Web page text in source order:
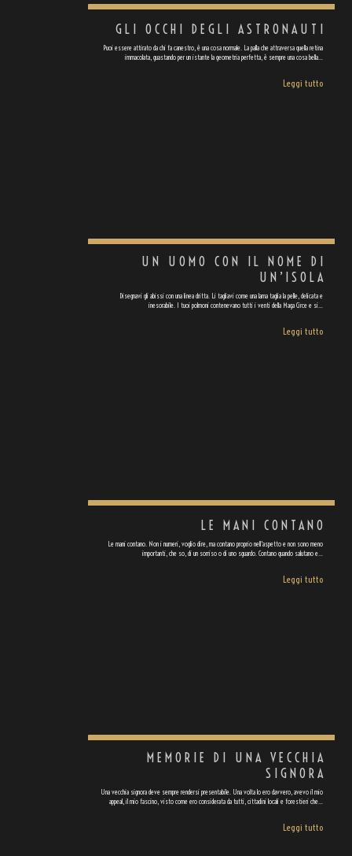
GLI OCCHI DEGLI ASTRONAUTI
Puoi essere attirato da chi fa canestro, è una cosa normale. La palla che attraversa quella retina
immacolata, guastando per un istante la geometria perfetta, è sempre una cosa bella…
Leggi tutto
UN UOMO CON IL NOME DI
UN’ISOLA
Disegnavi gli abissi con una linea dritta. Li tagliavi come una lama taglia la pelle, delicata e
inesorabile. I tuoi polmoni contenevano tutti i venti della Maga Circe e si…
Leggi tutto
LE MANI CONTANO
Le mani contano. Non i numeri, voglio dire, ma contano proprio nell'aspetto e non sono meno
importanti, che so, di un sorriso o di uno sguardo. Contano quando salutano e…
Leggi tutto
MEMORIE DI UNA VECCHIA
SIGNORA
Una vecchia signora deve sempre rendersi presentabile. Una volta lo ero davvero, avevo il mio
appeal, il mio fascino, visto come ero considerata da tutti, cittadini locali e forestieri che…
Leggi tutto